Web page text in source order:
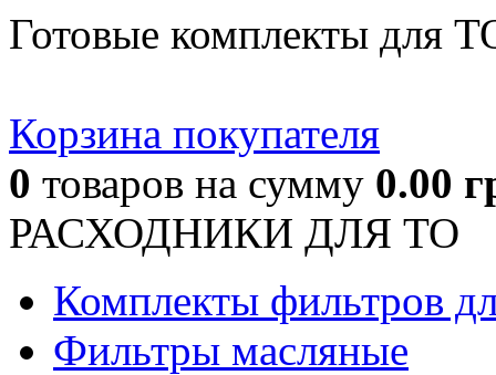
Готовые комплекты для
Корзина покупателя
0 товаров на сумму 0.00
РАСХОДНИКИ ДЛЯ ТО
Комплекты фильтров
Фильтры масляные